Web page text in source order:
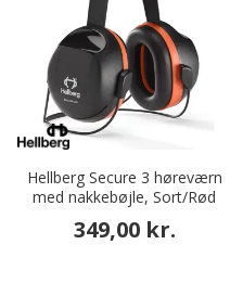
Hellberg Secure 3 høreværn
med nakkebøjle, Sort/Rød
349,00 kr.